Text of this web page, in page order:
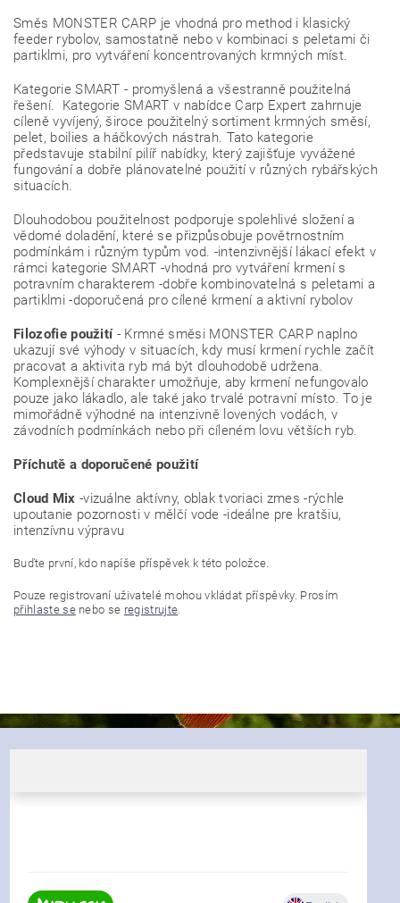
Směs MONSTER CARP je vhodná pro method i klasický
feeder rybolov, samostatně nebo v kombinaci s peletami či
partiklmi, pro vytváření koncentrovaných krmných míst.
Kategorie SMART - promyšlená a všestranně použitelná
řešení. Kategorie SMART v nabídce Carp Expert zahrnuje
cíleně vyvíjený, široce použitelný sortiment krmných směsí,
pelet, boilies a háčkových nástrah. Tato kategorie
představuje stabilní pilíř nabídky, který zajišťuje vyvážené
fungování a dobře plánovatelné použití v různých rybářských
situacích.
Dlouhodobou použitelnost podporuje spolehlivé složení a
vědomé doladění, které se přizpůsobuje povětrnostním
podmínkám i různým typům vod. -intenzivnější lákací efekt v
rámci kategorie SMART -vhodná pro vytváření krmení s
potravním charakterem -dobře kombinovatelná s peletami a
partiklmi -doporučená pro cílené krmení a aktivní rybolov
Filozofie použití- Krmné směsi MONSTER CARP naplno
ukazují své výhody v situacích, kdy musí krmení rychle začít
pracovat a aktivita ryb má být dlouhodobě udržena.
Komplexnější charakter umožňuje, aby krmení nefungovalo
pouze jako lákadlo, ale také jako trvalé potravní místo. To je
mimořádně výhodné na intenzivně lovených vodách, v
závodních podmínkách nebo při cíleném lovu větších ryb.
Příchutě a doporučené použití
Cloud Mix -vizuálne aktívny, oblak tvoriaci zmes -rýchle
upoutanie pozornosti v mělčí vode -ideálne pre kratšiu,
intenzívnu výpravu
Buďte první, kdo napíše příspěvek k této položce.
Pouze registrovaní uživatelé mohou vkládat příspěvky. Prosím
přihlaste senebo se registrujte.